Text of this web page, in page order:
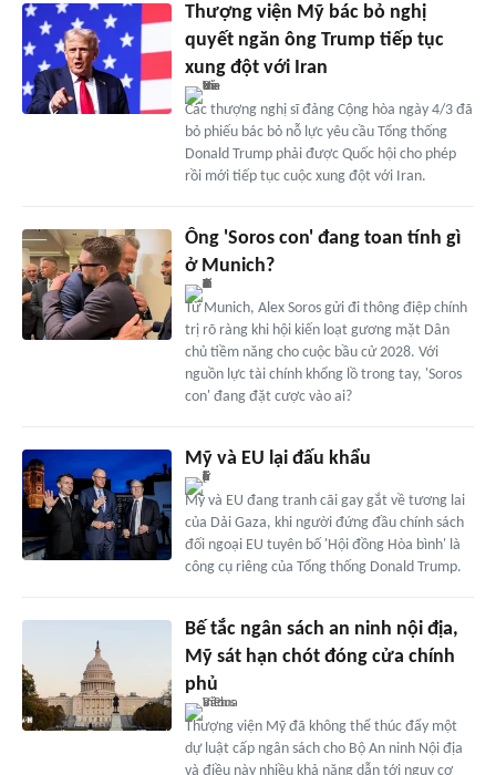
Thượng viện Mỹ bác bỏ nghị
quyết ngăn ông Trump tiếp tục
xung đột với Iran
Các thượng nghị sĩ đảng Cộng hòa ngày 4/3 đã
bỏ phiếu bác bỏ nỗ lực yêu cầu Tổng thống
Donald Trump phải được Quốc hội cho phép
rồi mới tiếp tục cuộc xung đột với Iran.
Ông 'Soros con' đang toan tính gì
ở Munich?
Từ Munich, Alex Soros gửi đi thông điệp chính
trị rõ ràng khi hội kiến loạt gương mặt Dân
chủ tiềm năng cho cuộc bầu cử 2028. Với
nguồn lực tài chính khổng lồ trong tay, 'Soros
con' đang đặt cược vào ai?
Mỹ và EU lại đấu khẩu
Mỹ và EU đang tranh cãi gay gắt về tương lai
của Dải Gaza, khi người đứng đầu chính sách
đối ngoại EU tuyên bố 'Hội đồng Hòa bình' là
công cụ riêng của Tổng thống Donald Trump.
Bế tắc ngân sách an ninh nội địa,
Mỹ sát hạn chót đóng cửa chính
phủ
Thượng viện Mỹ đã không thể thúc đẩy một
dự luật cấp ngân sách cho Bộ An ninh Nội địa
và điều này nhiều khả năng dẫn tới nguy cơ